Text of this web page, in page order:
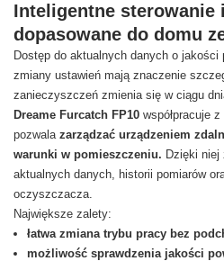
Inteligentne sterowanie
dopasowane do domu
Dostęp do aktualnych danych o
zmiany ustawień mają znaczenie
zanieczyszczeń zmienia się w ciągu
Dreame Furcatch FP10 współpracuje z
pozwala zarządzać urządzeniem
warunki w pomieszczeniu. Dzięki
aktualnych danych, historii pomiarów
oczyszczacza.
Największe zalety:
łatwa zmiana trybu pracy bez
możliwość sprawdzenia jakości